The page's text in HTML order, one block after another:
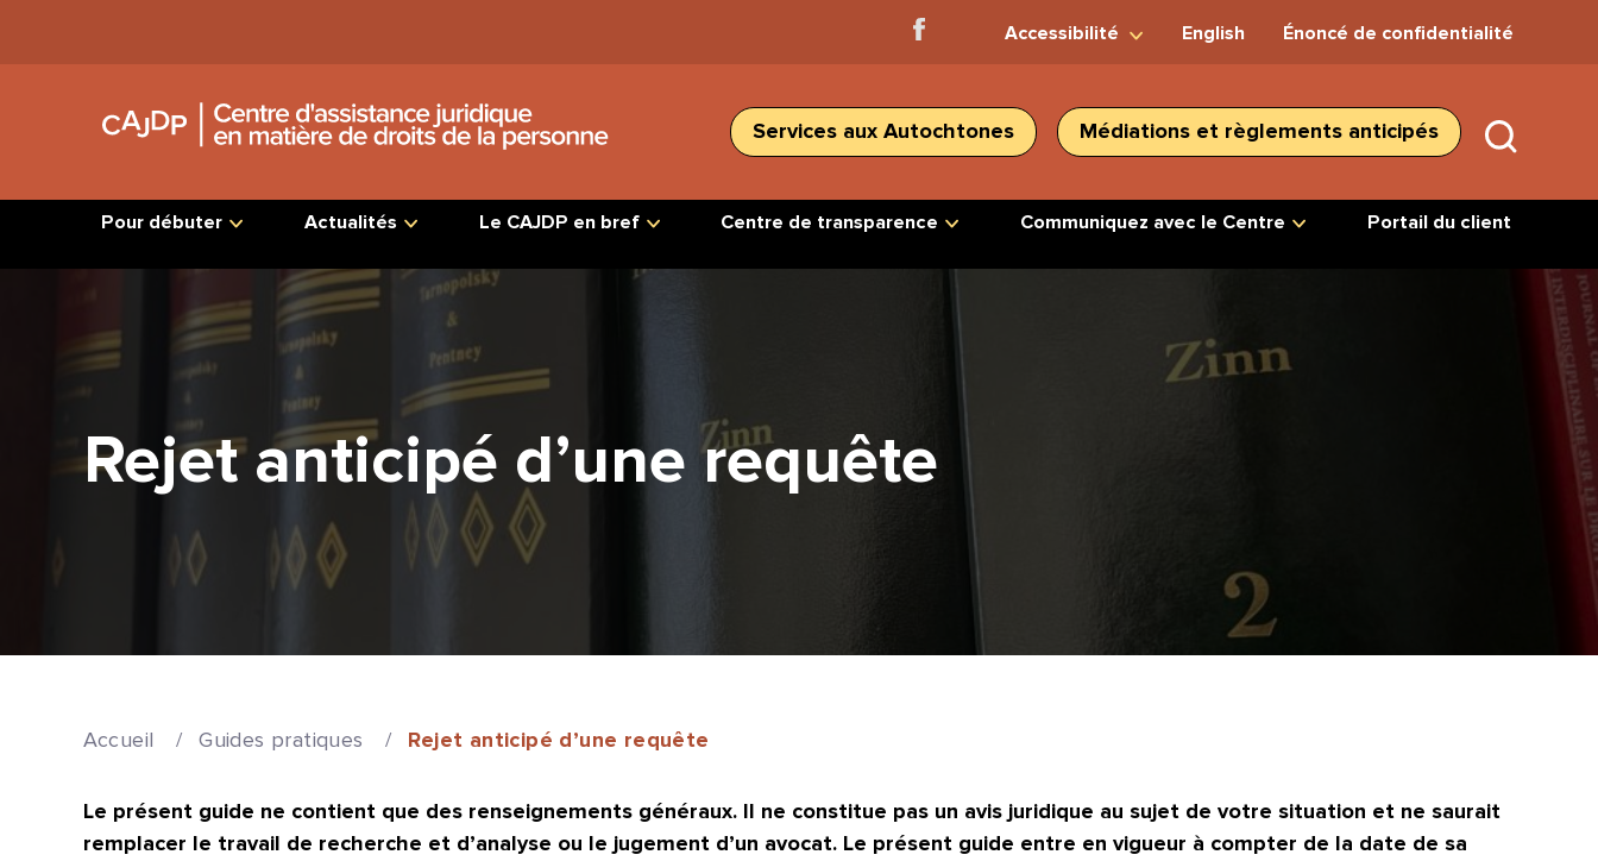
FacebookAccessibilité English Énoncé de confidentialité
Services aux Autochtones
Médiations et règlements anticipés
Pour débuter
Actualités Le CAJDP en bref Centre de transparence Communiquez avec le Centre Portail du client
Rejet anticipé d’une requête
Accueil / Guides pratiques / Rejet anticipé d’une requête
Le présent guide ne contient que des renseignements généraux. Il ne constitue pas un avis juridique au sujet de votre situation et ne saurait
remplacer le travail de recherche et d’analyse ou le jugement d’un avocat. Le présent guide entre en vigueur à compter de la date de sa